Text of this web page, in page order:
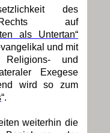
des
Rechts auf
als Untertan“
und mit
und
Exegese
wird so zum
“.
weiterhin die